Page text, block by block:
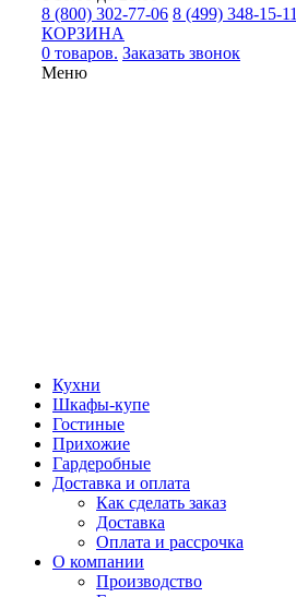
8 (800) 302-77-06 8 (499) 348-15-11
КОРЗИНА
0 товаров. Заказать звонок
Меню
Кухни
Шкафы-купе
Гостиные
Прихожие
Гардеробные
Доставка и оплата
Как сделать заказ
Доставка
Оплата и рассрочка
О компании
Производство